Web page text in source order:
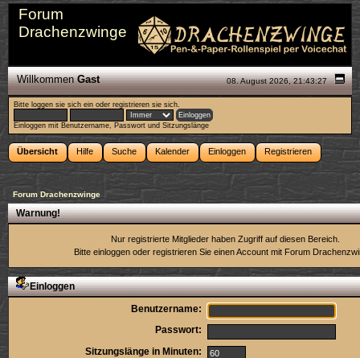
Forum
Drachenzwinge
08. August 2026, 21:43:27
WillkommenGast
Bitte loggen sie sich ein oderregistrieren sie sich.
Einloggen mit Benutzername, Passwort und Sitzungslänge
Übersicht Hilfe Suche Kalender Einloggen Registrieren
Forum Drachenzwinge
Warnung!
Nur registrierte Mitglieder haben Zugriff auf diesen Bereich.
Bitte einloggen oder registrieren Sie einen Account mit Forum
Einloggen
Benutzername:
Passwort:
Sitzungslänge in Minuten: